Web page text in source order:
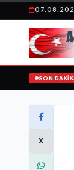
SON
Açıkladı
X